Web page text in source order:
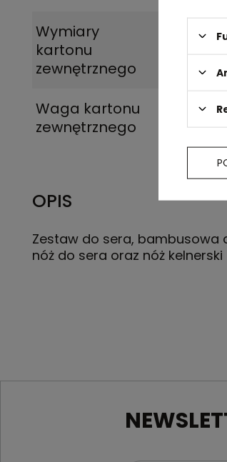
Wymiary
kartonu
zewnętrznego
58 x
Waga kartonu
zewnętrznego
OPIS
Zestaw do sera, bambusowa
nóż do sera oraz nóż kelnerski